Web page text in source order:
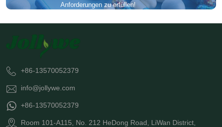
Anforderungen zu erfüllen!
+86-13570052379
info@jollywe.com
+86-13570052379
Room 101-A115, No. 212 HeDong Road, LiWan District,